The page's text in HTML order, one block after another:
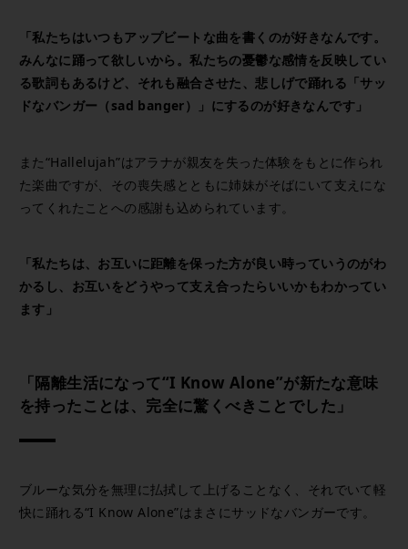
「私たちはいつもアップビートな曲を書くのが好きなんです。
みんなに踊って欲しいから。私たちの憂鬱な感情を反映してい
る歌詞もあるけど、それも融合させた、悲しげで踊れる「サッ
ドなバンガー（sad banger）」にするのが好きなんです」
また“Hallelujah”はアラナが親友を失った体験をもとに作られ
た楽曲ですが、その喪失感とともに姉妹がそばにいて支えにな
ってくれたことへの感謝も込められています。
「私たちは、お互いに距離を保った方が良い時っていうのがわ
かるし、お互いをどうやって支え合ったらいいかもわかってい
ます」
「隔離生活になって“I Know Alone”が新たな意味
を持ったことは、完全に驚くべきことでした」
ブルーな気分を無理に払拭して上げることなく、それでいて軽
快に踊れる“I Know Alone”はまさにサッドなバンガーです。